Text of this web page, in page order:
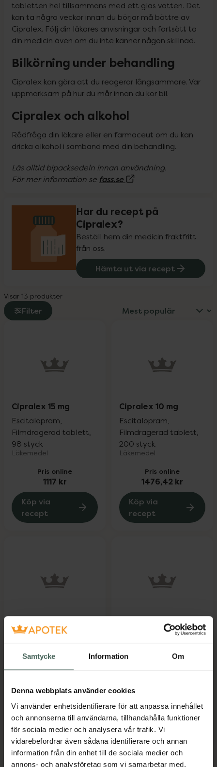
Samtycke Information Om
Denna webbplats använder cookies
Vi använder enhetsidentifierare för att anpassa innehållet
och annonserna till användarna, tillhandahålla funktioner
för sociala medier och analysera vår trafik. Vi
vidarebefordrar även sådana identifierare och annan
information från din enhet till de sociala medier och
annons- och analysföretag som vi samarbetar med.
tabletten hel tillsammans med ett glas vatten. Det
kan ta några veckor innan du börjar må bättre av
Cipralex. Följ din läkares anvisningar och fortsätt ta
din medicin även om du inte känner någon skillnad.
Bilkörning under behandling
Cipralex kan göra att du reagerar långsammare. Var
uppmärksam på hur du mår innan du kör bil.
Cipralex och alkohol
Rådfråga din läkare eller en farmaceut om du kan
dricka alkohol i samband med din behandling.
Läs alltid bipacksedeln innan användning.
För mer information se fass.se
Har du recept på
Cipralex?
Beställ hem din medicin fraktfritt
från oss.
Hämta ut via recept
Visar 13 produkter
Filter
Cipralex 15 mg
Escitalopram,
Filmdragerad tablett,
98 styck
Läkemedel
Pris online
1117 kr
Köp via
recept
Cipralex 10 mg
Escitalopram,
Filmdragerad tablett,
200 styck
Läkemedel
Pris online
1476,42 kr
Köp via
recept
Cipralex 20 mg/ml
Escitalopram, Orala
millili...
Läkemedel
Pris online
361,13 kr
Köp via
recept
Orala droppar, lösning
mg/ml E...
Läkemedel
Köp via
recept